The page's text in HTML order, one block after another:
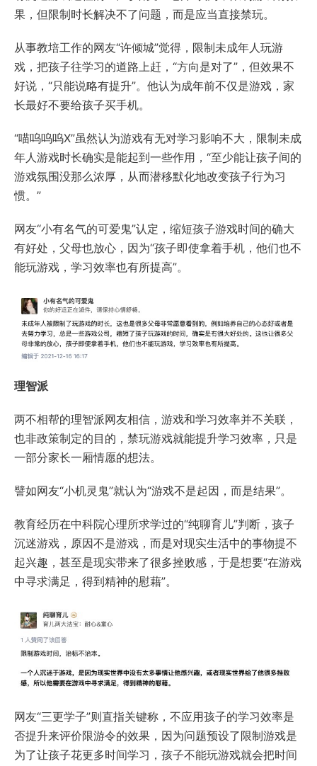
果，但限制时长解决不了问题，而是应当直接禁玩。
从事教培工作的网友“许倾城”觉得，限制未成年人玩游
戏，把孩子往学习的道路上赶，“方向是对了”，但效果不
好说，“只能说略有提升”。他认为成年前不仅是游戏，家
长最好不要给孩子买手机。
“喵呜呜呜X”虽然认为游戏有无对学习影响不大，限制未成
年人游戏时长确实是能起到一些作用，“至少能让孩子间的
游戏氛围没那么浓厚，从而潜移默化地改变孩子行为习
惯。”
网友“小有名气的可爱鬼”认定，缩短孩子游戏时间的确大
有好处，父母也放心，因为“孩子即使拿着手机，他们也不
能玩游戏，学习效率也有所提高”。
理智派
两不相帮的理智派网友相信，游戏和学习效率并不关联，
也非政策制定的目的，禁玩游戏就能提升学习效率，只是
一部分家长一厢情愿的想法。
譬如网友“小机灵鬼”就认为“游戏不是起因，而是结果”。
教育经历在中科院心理所求学过的“纯聊育儿”判断，孩子
沉迷游戏，原因不是游戏，而是对现实生活中的事物提不
起兴趣，甚至是现实带来了很多挫败感，于是想要“在游戏
中寻求满足，得到精神的慰藉”。
网友“三更学子”则直指关键称，不应用孩子的学习效率是
否提升来评价限游令的效果，因为问题预设了限制游戏是
为了让孩子花更多时间学习，孩子不能玩游戏就会把时间